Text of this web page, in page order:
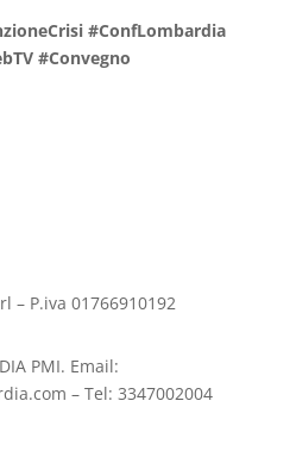
#ConfLombardia
#Convegno
– P.iva 01766910192
PMI. Email:
– Tel: 3347002004